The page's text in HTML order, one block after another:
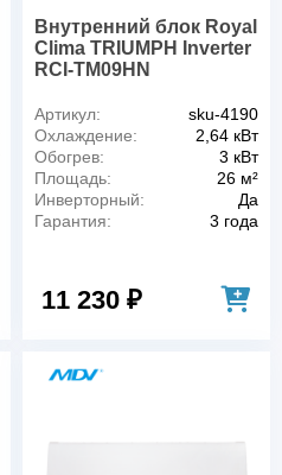
Внутренний блок Royal
Clima TRIUMPH Inverter
RCI-TM09HN
Артикул:
sku-4190
Охлаждение:
2,64 кВт
Обогрев:
3 кВт
Площадь:
26 м²
Инверторный:
Да
Гарантия:
3 года
11 230 ₽